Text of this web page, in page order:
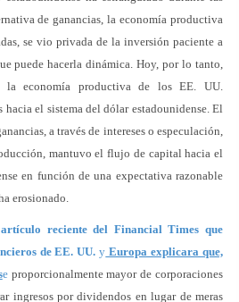
de ganancias, la economía productiva
se vio privada de la inversión paciente a
puede hacerla dinámica. Hoy, por lo tanto,
economía productiva de los EE. UU.
el sistema del dólar estadounidense. El
a través de intereses o especulación,
mantuvo el flujo de capital hacia el
en función de una expectativa razonable
erosionado.
reciente del Financial Times que
de EE. UU.y Europa explicara que,
eproporcionalmente mayor de corporaciones
ingresos por dividendos en lugar de meras